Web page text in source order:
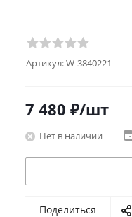
Артикул:W-3840221
7 480 ₽/шт
Нет в наличии
Поделиться